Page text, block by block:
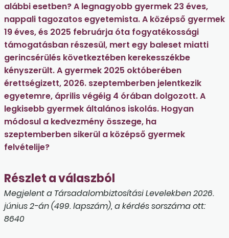
alábbi esetben? A legnagyobb gyermek 23 éves,
nappali tagozatos egyetemista. A középső gyermek
19 éves, és 2025 februárja óta fogyatékossági
támogatásban részesül, mert egy baleset miatti
gerincsérülés következtében kerekesszékbe
kényszerült. A gyermek 2025 októberében
érettségizett, 2026. szeptemberben jelentkezik
egyetemre, április végéig 4 órában dolgozott. A
legkisebb gyermek általános iskolás. Hogyan
módosul a kedvezmény összege, ha
szeptemberben sikerül a középső gyermek
felvételije?
Részlet a válaszból
Megjelent a Társadalombiztosítási Levelekben 2026.
június 2-án (499. lapszám), a kérdés sorszáma ott:
8640